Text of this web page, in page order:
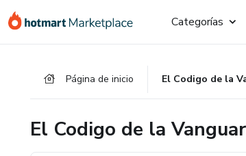
Categorías
Página de inicio
El Codigo de la